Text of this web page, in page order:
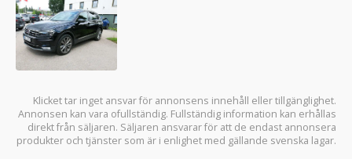
Klicket tar inget ansvar för annonsens innehåll eller tillgänglighet.
Annonsen kan vara ofullständig. Fullständig information kan erhållas
direkt från säljaren. Säljaren ansvarar för att de endast annonsera
produkter och tjänster som är i enlighet med gällande svenska lagar.